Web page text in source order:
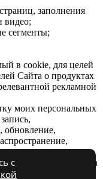
заполнения
видео;
сегменты;
в cookie, для целей
Сайта о продуктах
рекламной
моих персональных
обновление,
моего перехода
3 лет, либо до
с